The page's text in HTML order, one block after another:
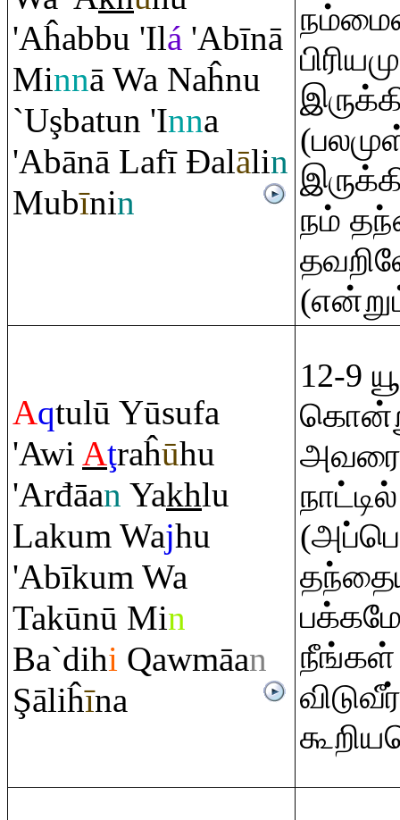
'Aĥabbu 'Ilá 'Abīnā
Minnā Wa Naĥnu
`Uşbatun 'Inna
'Abānā Lafī Đalālin
Mubīnin
நம்
Aqtulū Yūsufa
'Awi Aţraĥūhu
'Arđāan Yakhlu
Lakum Wajhu
'Abīkum Wa
Takūnū Min
Ba`dihi Qawmāan
Şāliĥīna
12-9
நீங்கள்